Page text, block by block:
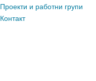
Проекти и работни групи
Контакт